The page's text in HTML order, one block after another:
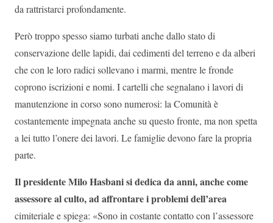
da rattristarci profondamente.
Però troppo spesso siamo turbati anche dallo stato di
conservazione delle lapidi, dai cedimenti del terreno e da alberi
che con le loro radici sollevano i marmi, mentre le fronde
coprono iscrizioni e nomi. I cartelli che segnalano i lavori di
manutenzione in corso sono numerosi: la Comunità è
costantemente impegnata anche su questo fronte, ma non spetta
a lei tutto l’onere dei lavori. Le famiglie devono fare la propria
parte.
Il presidente Milo Hasbani si dedica da anni, anche come
assessore al culto, ad affrontare i problemi dell’area
cimiteriale e spiega: «Sono in costante contatto con l’assessore